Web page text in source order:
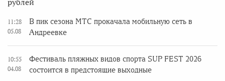
11:28
05.08
В пик сезона МТС прокачала мобильную сеть в
Андреевке
10:55
04.08
Фестиваль пляжных видов спорта SUP FEST 2026
состоится в предстоящие выходные